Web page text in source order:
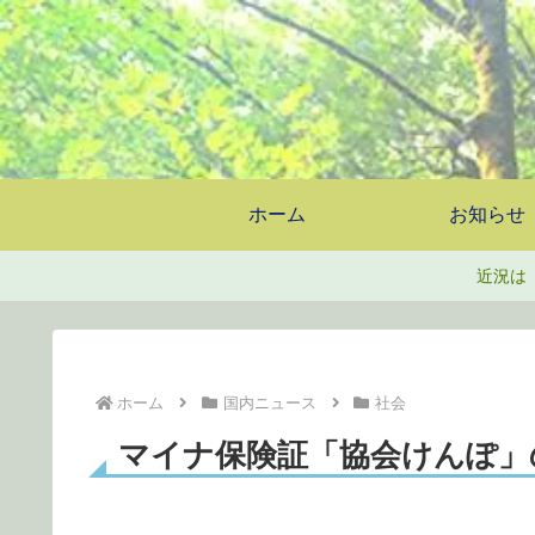
ホーム お知らせ
近況は
ホーム 国内ニュース 社会
マイナ保険証「協会けんぽ